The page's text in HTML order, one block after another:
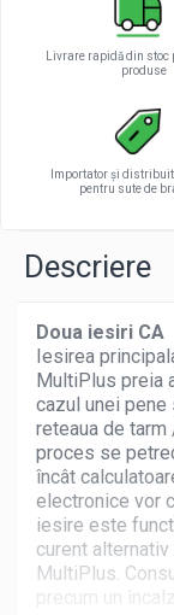
Livrare rapidă din stoc
produse
Importator și
pentru sute de
Descriere
Doua iesiri CA
Iesirea
MultiPlus preia
cazul unei pene
reteaua de
proces se
încât
electronice vor
iesire este
curent
MultiPlus.
precum un